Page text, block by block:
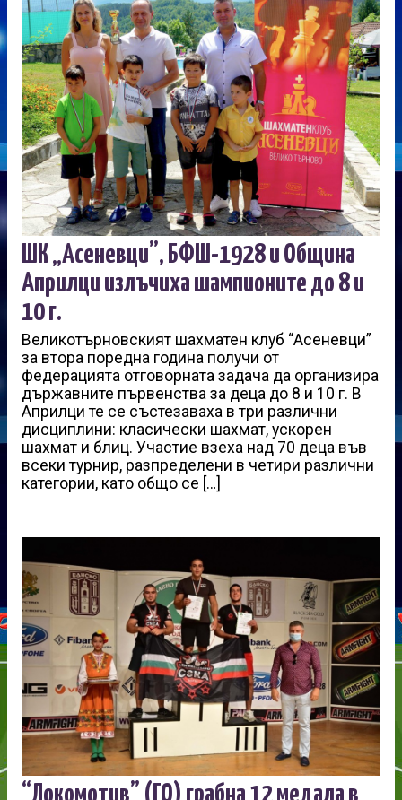
ШК „Асеневци”, БФШ-1928 и Община
Априлци излъчиха шампионите до 8 и
10 г.
Великотърновският шахматен клуб “Асеневци”
за втора поредна година получи от
федерацията отговорната задача да организира
държавните първенства за деца до 8 и 10 г. В
Априлци те се състезаваха в три различни
дисциплини: класически шахмат, ускорен
шахмат и блиц. Участие взеха над 70 деца във
всеки турнир, разпределени в четири различни
категории, като общо се […]